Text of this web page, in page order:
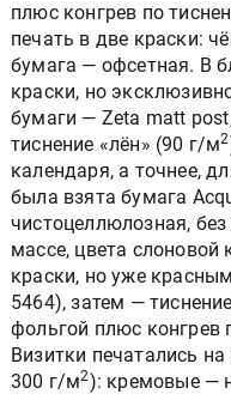
плюс конгрев по
печать в две краски:
бумага — офсетная. В
краски, но
бумаги — Zeta matt
тиснение «лён» (90 г/м2
календаря, а точнее,
была взята бумага
чистоцеллюлозная,
массе, цвета слоновой
краски, но уже
5464), затем —
фольгой плюс конгрев
Визитки печатались
300 г/м2): кремовые —